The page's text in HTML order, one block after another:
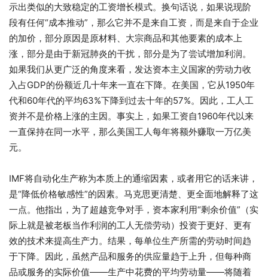
示出类似的大致稳定的工资增长模式。换句话说，如果说现阶
段有任何“成本推动”，那么它并不是来自工资，而是来自于企业
的加价，部分原因是原材料、大宗商品和其他要素的成本上
涨，部分是由于新冠肺炎的干扰，部分是为了尝试增加利润。
如果我们从更广泛的角度来看，发达资本主义国家的劳动力收
入占GDP的份额近几十年来一直在下降。在美国，它从1950年
代和60年代的平均63%下降到过去十年的57%。因此，工人工
资并不是价格上涨的主因。事实上，如果工资自1960年代以来
一直保持在同一水平，那么美国工人每年将额外赚取一万亿美
元。
IMF将自动化生产称为本质上的通缩因素，或者用它的话来讲，
是“降低价格敏感性”的因素。马克思更清楚、更全面地解释了这
一点。他指出，为了超越竞争对手，资本家利用“剩余价值”（实
际上就是被老板当作利润的工人无偿劳动）投资于更好、更有
效的技术来提高生产力。结果，每单位生产所需的劳动时间趋
于下降。因此，虽然产品和服务的供应量趋于上升，但每种商
品或服务的实际价值——生产中花费的平均劳动量——将随着